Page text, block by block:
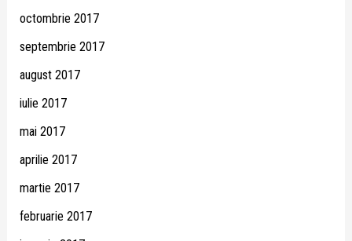
octombrie 2017
septembrie 2017
august 2017
iulie 2017
mai 2017
aprilie 2017
martie 2017
februarie 2017